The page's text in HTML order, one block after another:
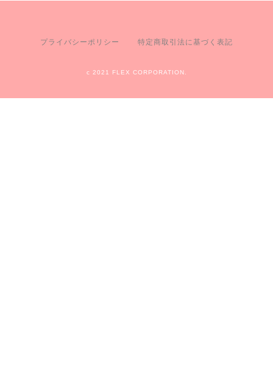
プライバシーポリシー 特定商取引法に基づく表記
c 2021 FLEX CORPORATION.